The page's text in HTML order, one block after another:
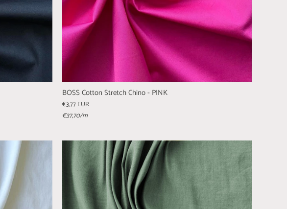
BOSS Cotton Stretch Chino - PINK
€3,77 EUR
€37,70/m